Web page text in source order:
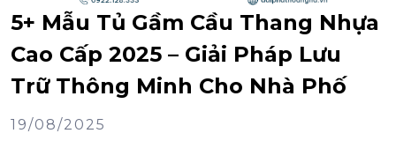
5+ Mẫu Tủ Gầm Cầu Thang Nhựa
Cao Cấp 2025 – Giải Pháp Lưu
Trữ Thông Minh Cho Nhà Phố
19/08/2025